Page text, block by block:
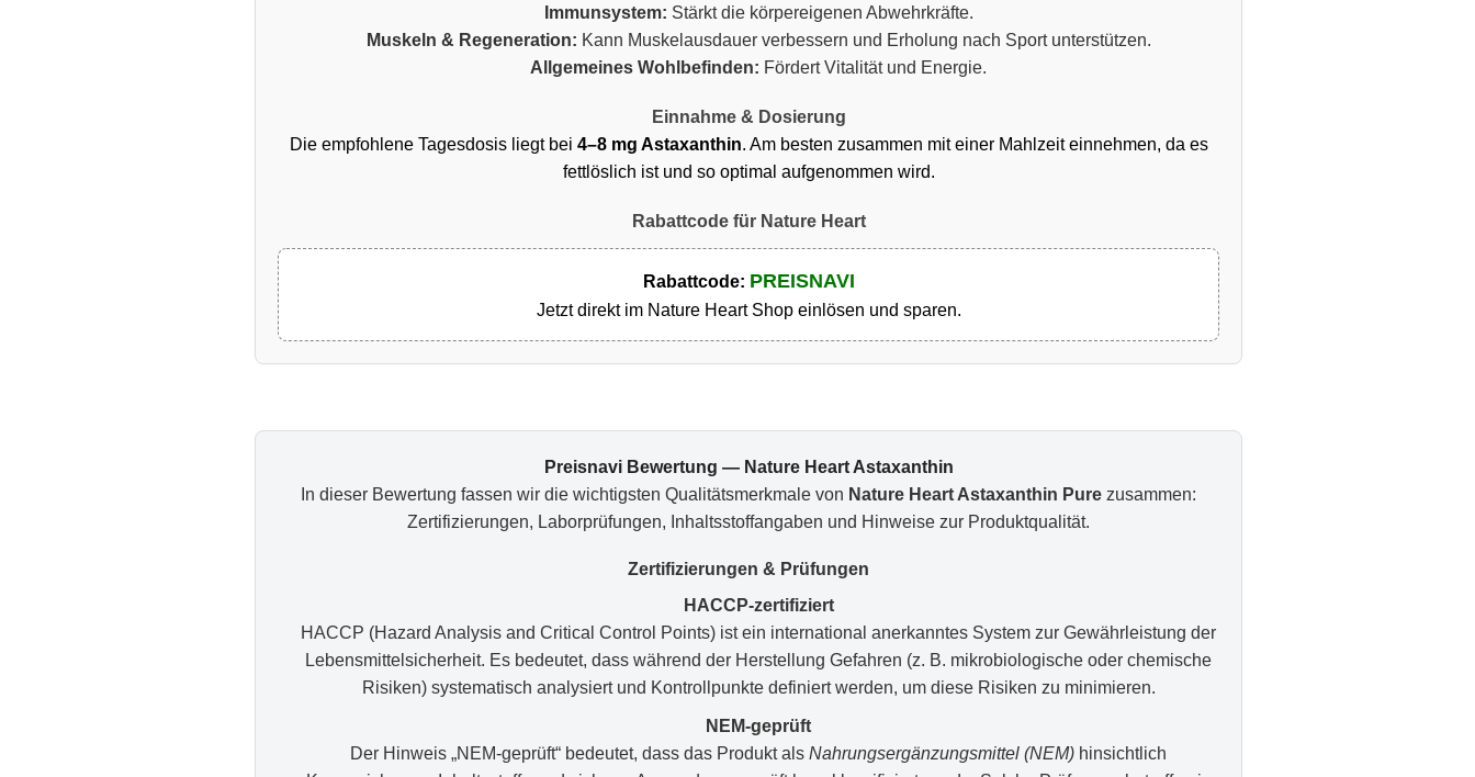
Immunsystem: Stärkt die körpereigenen Abwehrkräfte.
Muskeln & Regeneration: Kann Muskelausdauer verbessern und Erholung nach Sport unterstützen.
Allgemeines Wohlbefinden: Fördert Vitalität und Energie.
Einnahme & Dosierung
Die empfohlene Tagesdosis liegt bei 4–8 mg Astaxanthin. Am besten zusammen mit einer Mahlzeit einnehmen, da es
fettlöslich ist und so optimal aufgenommen wird.
Rabattcode für Nature Heart
Rabattcode: PREISNAVI
Jetzt direkt im Nature Heart Shop einlösen und sparen.
Preisnavi Bewertung — Nature Heart Astaxanthin
In dieser Bewertung fassen wir die wichtigsten Qualitätsmerkmale von Nature Heart Astaxanthin Pure zusammen:
Zertifizierungen, Laborprüfungen, Inhaltsstoffangaben und Hinweise zur Produktqualität.
Zertifizierungen & Prüfungen
HACCP-zertifiziert
HACCP (Hazard Analysis and Critical Control Points) ist ein international anerkanntes System zur Gewährleistung der
Lebensmittelsicherheit. Es bedeutet, dass während der Herstellung Gefahren (z. B. mikrobiologische oder chemische
Risiken) systematisch analysiert und Kontrollpunkte definiert werden, um diese Risiken zu minimieren.
NEM-geprüft
Der Hinweis „NEM-geprüft“ bedeutet, dass das Produkt als Nahrungsergänzungsmittel (NEM) hinsichtlich